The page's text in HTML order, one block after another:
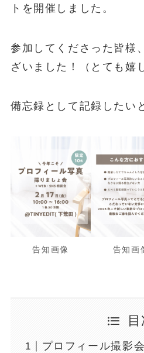
トを開催しました。
参加してくださった皆様
ざいました！（とても嬉
備忘録として記録したい
告知画像 告知画
目
プロフィール撮影